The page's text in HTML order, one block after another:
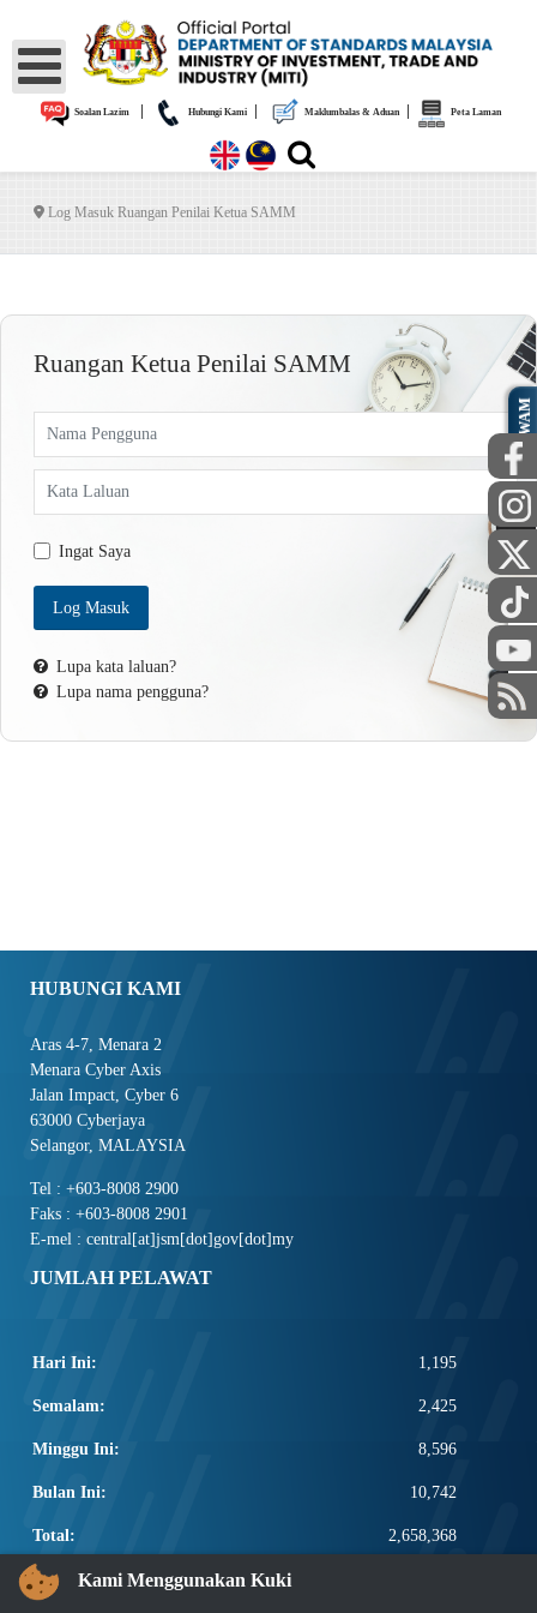
Soalan Lazim| Hubungi Kami| Maklumbalas & Aduan| Peta Laman
Log Masuk Ruangan Penilai Ketua SAMM
Ruangan Ketua Penilai SAMM
Ingat Saya
Log Masuk
Lupa kata laluan?
Lupa nama pengguna?
HUBUNGI KAMI
Aras 4-7, Menara 2
Menara Cyber Axis
Jalan Impact, Cyber 6
63000 Cyberjaya
Selangor, MALAYSIA
Tel : +603-8008 2900
Faks : +603-8008 2901
E-mel : central[at]jsm[dot]gov[dot]my
JUMLAH PELAWAT
Hari Ini: 1,195
Semalam: 2,425
Minggu Ini: 8,596
Bulan Ini: 10,742
Total: 2,658,368
PAUTAN POPULAR
AWAM
STAF
Kami Menggunakan Kuki